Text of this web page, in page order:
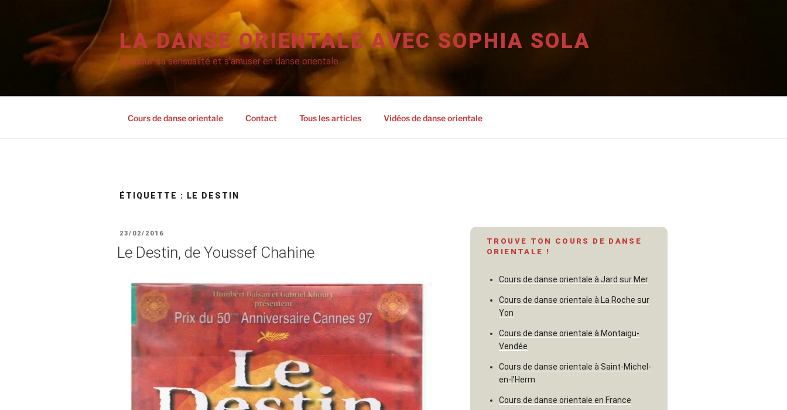
contenu
principal
LA DANSE ORIENTALE AVEC SOPHIA SOLA
Epanouir sa sensualité et s'amuser en danse orientale
Cours de danse orientale Contact Tous les articles Vidéos de danse orientale
ÉTIQUETTE : LE DESTIN
PUBLIÉ
LE
23/02/2016
Le Destin, de Youssef Chahine
TROUVE TON COURS DE DANSE
ORIENTALE !
Cours de danse orientale à Jard sur Mer
Cours de danse orientale à La Roche sur
Yon
Cours de danse orientale à Montaigu-
Vendée
Cours de danse orientale à Saint-Michel-
en-l’Herm
Cours de danse orientale en France